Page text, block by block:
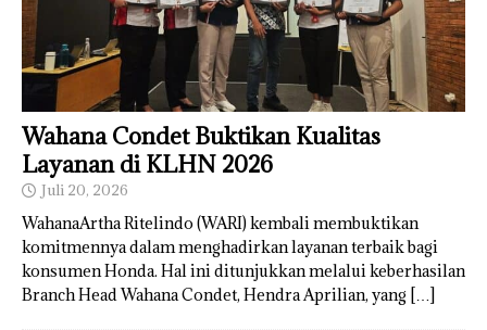
Wahana Condet Buktikan Kualitas
Layanan di KLHN 2026
Juli 20, 2026
WahanaArtha Ritelindo (WARI) kembali membuktikan
komitmennya dalam menghadirkan layanan terbaik bagi
konsumen Honda. Hal ini ditunjukkan melalui keberhasilan
Branch Head Wahana Condet, Hendra Aprilian, yang […]